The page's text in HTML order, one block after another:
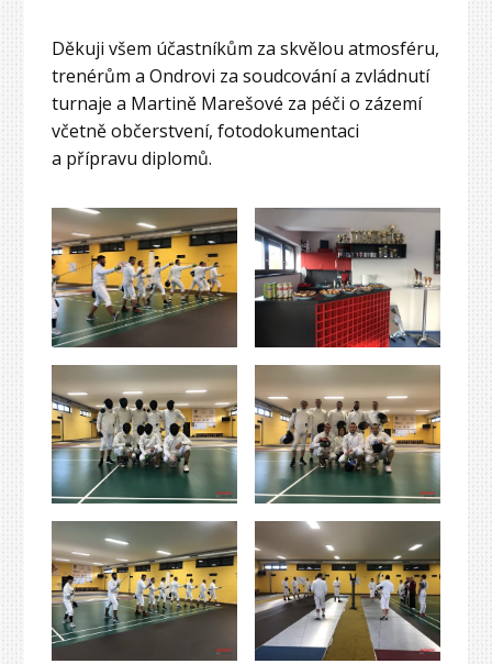
Děkuji všem účastníkům za skvělou atmosféru,
trenérům a Ondrovi za soudcování a zvládnutí
turnaje a Martině Marešové za péči o zázemí
včetně občerstvení, fotodokumentaci
a přípravu diplomů.